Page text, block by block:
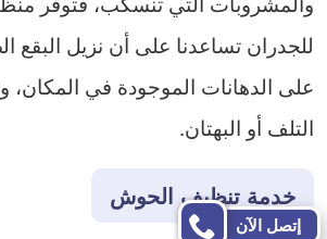
للجدران تساعدنا على أن نزيل البقع
على الدهانات الموجودة في المكان،
التلف أو البهتان.
خدمة تنظيف الحوش
إتصل الآن